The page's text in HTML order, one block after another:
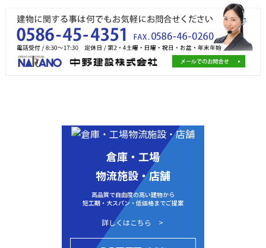
倉庫・工場
物流施設・店舗
高品質で自由度の高い建物から
短工期・大スパン・低価格までご提案
詳しくはこちら